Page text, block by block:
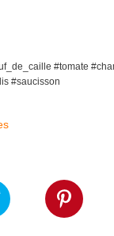
#tomate
#saucisson